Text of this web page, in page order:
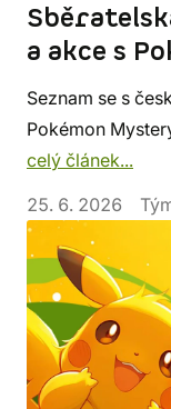
a akce s
Seznam se s
Pokémon
celý článek...
25. 6. 2026